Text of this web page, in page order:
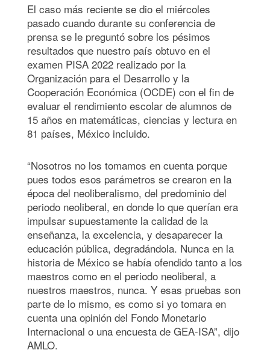
El caso más reciente se dio el miércoles
pasado cuando durante su conferencia de
prensa se le preguntó sobre los pésimos
resultados que nuestro país obtuvo en el
examen PISA 2022 realizado por la
Organización para el Desarrollo y la
Cooperación Económica (OCDE) con el fin de
evaluar el rendimiento escolar de alumnos de
15 años en matemáticas, ciencias y lectura en
81 países, México incluido.
“Nosotros no los tomamos en cuenta porque
pues todos esos parámetros se crearon en la
época del neoliberalismo, del predominio del
periodo neoliberal, en donde lo que querían era
impulsar supuestamente la calidad de la
enseñanza, la excelencia, y desaparecer la
educación pública, degradándola. Nunca en la
historia de México se había ofendido tanto a los
maestros como en el periodo neoliberal, a
nuestros maestros, nunca. Y esas pruebas son
parte de lo mismo, es como si yo tomara en
cuenta una opinión del Fondo Monetario
Internacional o una encuesta de GEA-ISA”, dijo
AMLO.